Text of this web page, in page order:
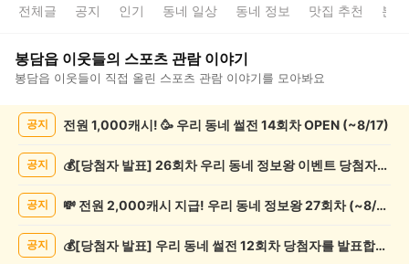
전체글 공지 인기 동네 일상 동네 정보 맛집 추천 분
봉담읍 이웃들의 스포츠 관람이야기
봉담읍 이웃들이 직접 올린 스포츠 관람 이야기를 모아봐요
공지 전원 1,000캐시! 🥳 우리 동네 썰전 14회차 OPEN (~8/17)
공지 💰[당첨자 발표] 26회차 우리 동네 정보왕 이벤트 당첨자를 발표합니다!
공지 💸 전원 2,000캐시 지급! 우리 동네 정보왕 27회차 (~8/10)
공지 💰[당첨자 발표] 우리 동네 썰전 12회차 당첨자를 발표합니다!